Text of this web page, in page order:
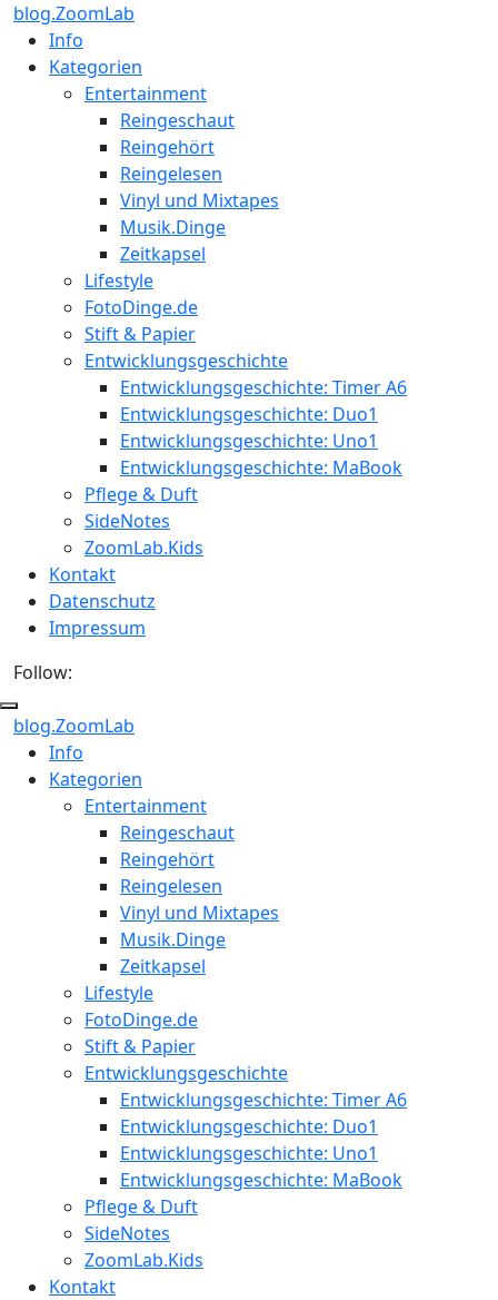
blog.ZoomLab
Info
Kategorien
Entertainment
Reingeschaut
Reingehört
Reingelesen
Vinyl und Mixtapes
Musik.Dinge
Zeitkapsel
Lifestyle
FotoDinge.de
Stift & Papier
Entwicklungsgeschichte
Entwicklungsgeschichte: Timer A6
Entwicklungsgeschichte: Duo1
Entwicklungsgeschichte: Uno1
Entwicklungsgeschichte: MaBook
Pflege & Duft
SideNotes
ZoomLab.Kids
Kontakt
Datenschutz
Impressum
Follow:
blog.ZoomLab
ZoomLab
//
Info
Kategorien
Entertainment
Reingeschaut
Reingehört
Reingelesen
Vinyl und Mixtapes
Musik.Dinge
Zeitkapsel
Lifestyle
FotoDinge.de
Stift & Papier
Entwicklungsgeschichte
Entwicklungsgeschichte: Timer A6
Entwicklungsgeschichte: Duo1
Entwicklungsgeschichte: Uno1
Entwicklungsgeschichte: MaBook
Pflege & Duft
SideNotes
ZoomLab.Kids
Kontakt